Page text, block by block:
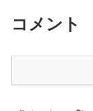
コメント